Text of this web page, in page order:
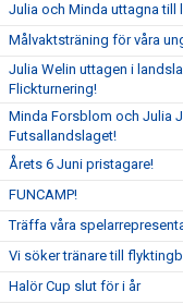
Julia och Minda uttagna till
Målvaktsträning för våra
Julia Welin uttagen i
Flickturnering!
Minda Forsblom och Julia
Futsallandslaget!
Årets 6 Juni pristagare!
FUNCAMP!
Träffa våra
Vi söker tränare till
Halör Cup slut för i år